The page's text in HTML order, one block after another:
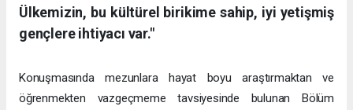
Ülkemizin, bu kültürel birikime sahip, iyi yetişmiş
gençlere ihtiyacı var."
Konuşmasında mezunlara hayat boyu araştırmaktan ve
öğrenmekten vazgeçmeme tavsiyesinde bulunan Bölüm